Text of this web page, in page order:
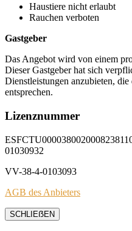
Haustiere nicht erlaubt
Rauchen verboten
Gastgeber
Das Angebot wird von einem
Dieser Gastgeber hat sich
Dienstleistungen anzubieten,
entsprechen.
Lizenznummer
01030932
VV-38-4-0103093
AGB des Anbieters
SCHLIEẞEN